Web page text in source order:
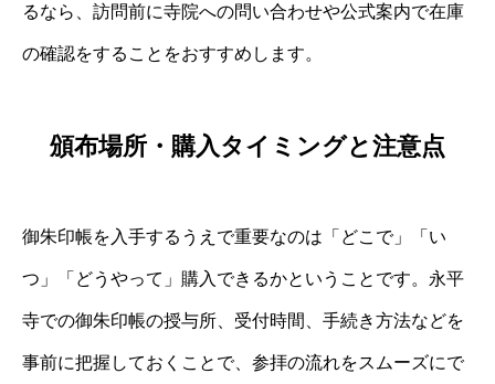
るなら、訪問前に寺院への問い合わせや公式案内で在庫
の確認をすることをおすすめします。
頒布場所・購入タイミングと注意点
御朱印帳を入手するうえで重要なのは「どこで」「い
つ」「どうやって」購入できるかということです。永平
寺での御朱印帳の授与所、受付時間、手続き方法などを
事前に把握しておくことで、参拝の流れをスムーズにで